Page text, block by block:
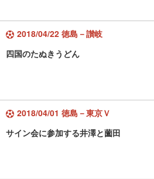
2018/04/22 徳島－讃岐
四国のたぬきうどん
2018/04/01 徳島－東京Ｖ
サイン会に参加する井澤と薗田